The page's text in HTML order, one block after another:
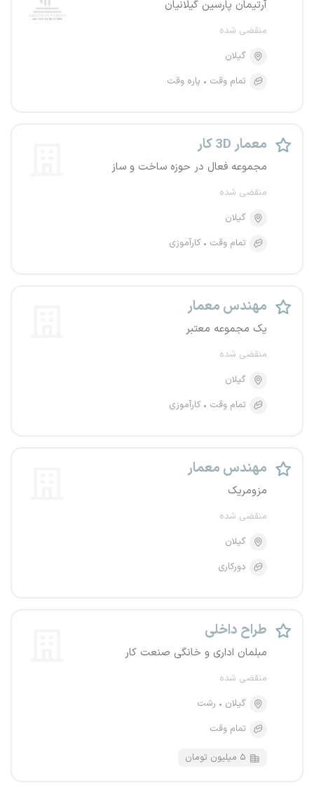
آرتیمان پارسین گیلانیان
منقضی شده
گیلان
تمام وقت
پاره وقت
معمار 3D کار
مجموعه فعال در حوزه ساخت و ساز
منقضی شده
گیلان
تمام وقت
کارآموزی
مهندس معمار
یک مجموعه معتبر
منقضی شده
گیلان
تمام وقت
کارآموزی
مهندس معمار
مزومریک
منقضی شده
گیلان
دورکاری
طراح داخلی
مبلمان اداری و خانگی صنعت کار
منقضی شده
گیلان
رشت
تمام وقت
۵ میلیون تومان